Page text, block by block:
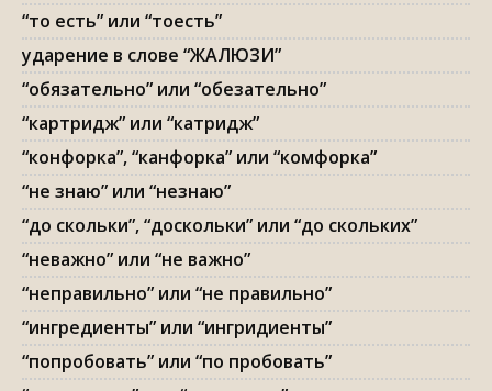
“то есть” или “тоесть”
ударение в слове “ЖАЛЮЗИ”
“обязательно” или “обезательно”
“картридж” или “катридж”
“конфорка”, “канфорка” или “комфорка”
“не знаю” или “незнаю”
“до скольки”, “доскольки” или “до скольких”
“неважно” или “не важно”
“неправильно” или “не правильно”
“ингредиенты” или “ингридиенты”
“попробовать” или “по пробовать”